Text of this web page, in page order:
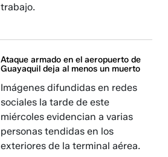
trabajo.
Ataque armado en el aeropuerto de
Guayaquil deja al menos un muerto
Imágenes difundidas en redes
sociales la tarde de este
miércoles evidencian a varias
personas tendidas en los
exteriores de la terminal aérea.